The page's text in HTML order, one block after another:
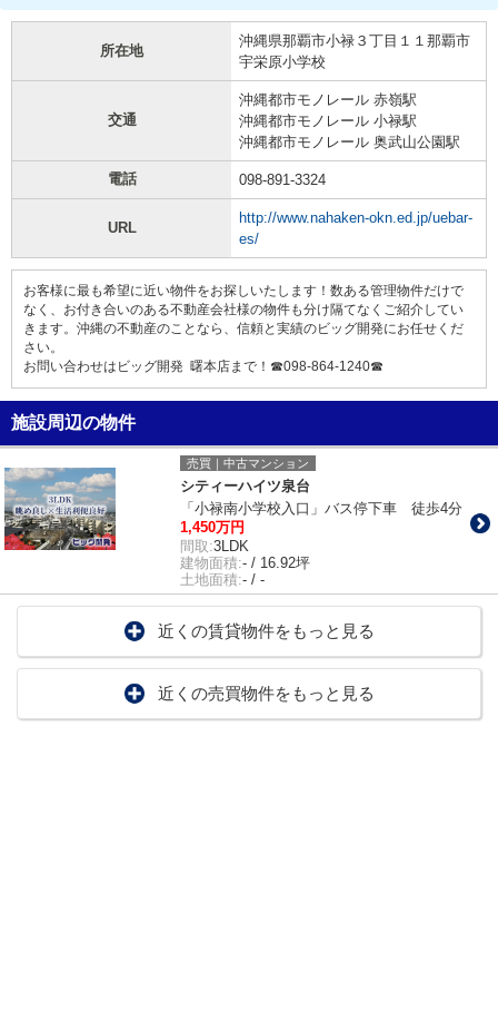
所在地
沖縄県那覇市小禄３丁目１１那覇市
宇栄原小学校
交通
沖縄都市モノレール 赤嶺駅
沖縄都市モノレール 小禄駅
沖縄都市モノレール 奥武山公園駅
電話 098-891-3324
URL
http://www.nahaken-okn.ed.jp/uebar-
es/
お客様に最も希望に近い物件をお探しいたします！数ある管理物件だけで
なく、お付き合いのある不動産会社様の物件も分け隔てなくご紹介してい
きます。沖縄の不動産のことなら、信頼と実績のビッグ開発にお任せくだ
さい。
お問い合わせはビッグ開発 曙本店まで！☎098-864-1240☎
施設周辺の物件
売買｜中古マンション
シティーハイツ泉台
「小禄南小学校入口」バス停下車 徒歩4分
1,450万円
間取:3LDK
建物面積:- / 16.92坪
土地面積:- / -
近くの賃貸物件をもっと見る
近くの売買物件をもっと見る